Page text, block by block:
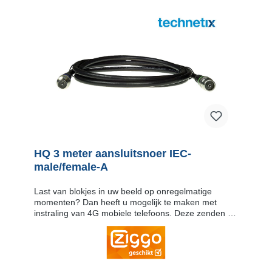
HQ 3 meter aansluitsnoer IEC-
male/female-A
Last van blokjes in uw beeld op onregelmatige
momenten? Dan heeft u mogelijk te maken met
instraling van 4G mobiele telefoons. Deze zenden op
frequenties die ook gebruikt worden voor de
doorgifte van een aantal digitale televisiekanalen.
Om te voorkomen dat de straling door de 4G
mobiele telefoons via het aansluitsnoer op uw